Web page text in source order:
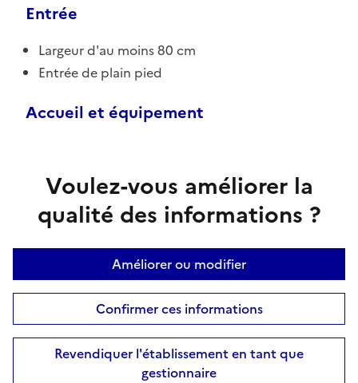
Entrée
Largeur d'au moins 80 cm
Entrée de plain pied
Accueil et équipement
Voulez-vous améliorer la
qualité des informations ?
Améliorer ou modifier
Confirmer ces informations
Revendiquer l'établissement en tant que
gestionnaire